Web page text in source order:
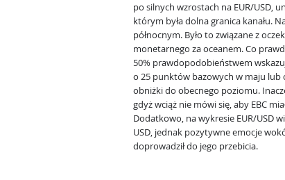
po silnych wzrostach na EUR/USD,
którym była dolna granica kanału.
północnym. Było to związane z
monetarnego za oceanem. Co
50% prawdopodobieństwem
o 25 punktów bazowych w maju lub
obniżki do obecnego poziomu.
gdyż wciąż nie mówi się, aby EBC
Dodatkowo, na wykresie EUR/USD
USD, jednak pozytywne emocje
doprowadził do jego przebicia.